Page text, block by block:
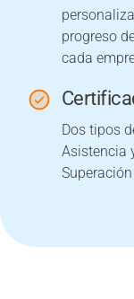
progreso
cada
Dos tipos
Asistencia